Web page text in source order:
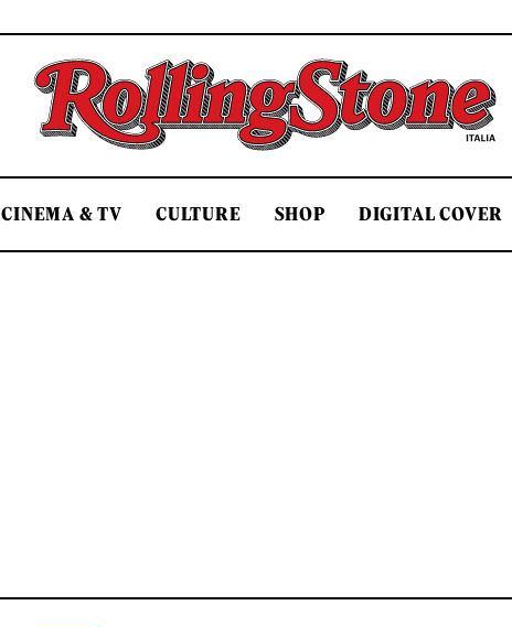
Rolling Stone Italia
CINEMA & TV CULTURE SHOP DIGITAL COVER